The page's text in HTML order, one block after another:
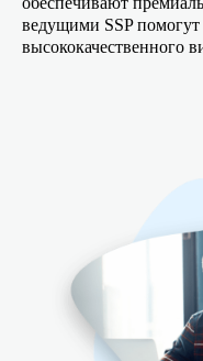
ведущими SSP
высококачественного